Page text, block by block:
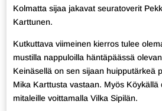
Kolmatta sijaa jakavat seuratoverit
Karttunen.
Kutkuttava viimeinen kierros tulee
mustilla nappuloilla häntäpäässä
Keinäsellä on sen sijaan huipputärkeä
Mika Karttusta vastaan. Myös Köykällä
mitaleille voittamalla Vilka Sipilän.